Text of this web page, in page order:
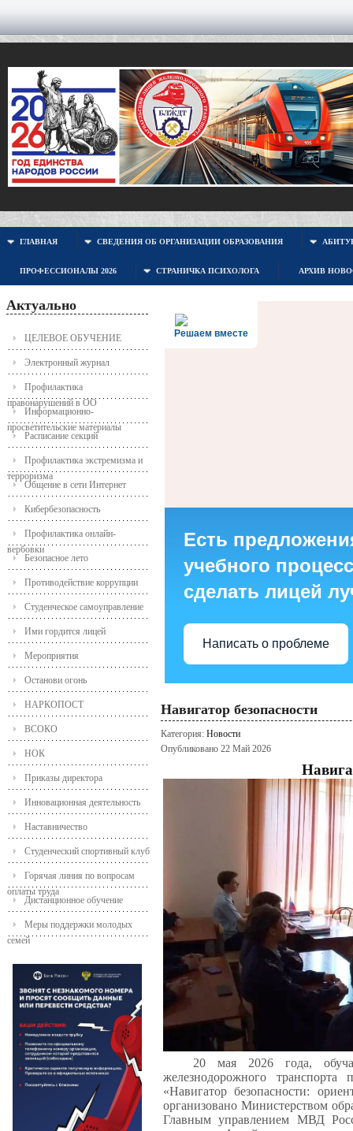
ГЛАВНАЯ СВЕДЕНИЯ ОБ ОРГАНИЗАЦИИ ОБРАЗОВАНИЯ
ПРОФЕССИОНАЛЫ 2026 СТРАНИЧКА ПСИХОЛОГА АРХИВ
Актуально
ЦЕЛЕВОЕ ОБУЧЕНИЕ
Электронный журнал
Профилактика
правонарушений в ОО
Информационно-
просветительские материалы
Расписание секций
Профилактика экстремизма и
терроризма
Общение в сети Интернет
Кибербезопасность
Профилактика онлайн-
вербовки
Безопасное лето
Противодействие коррупции
Студенческое самоуправление
Ими гордится лицей
Мероприятия
Останови огонь
НАРКОПОСТ
ВСОКО
НОК
Приказы директора
Инновационная деятельность
Наставничество
Студенческий спортивный клуб
Горячая линия по вопросам
оплаты труда
Дистанционное обучение
Меры поддержки молодых
семей
Решаем вместе
Есть
учебного
сделать лицей
Написать о проблеме
Навигатор безопасности
Категория: Новости
Опубликовано 22 Май 2026
20 мая 2026 года,
железнодорожного
«Навигатор безопасности:
организовано Министерством
Главным управлением МВД